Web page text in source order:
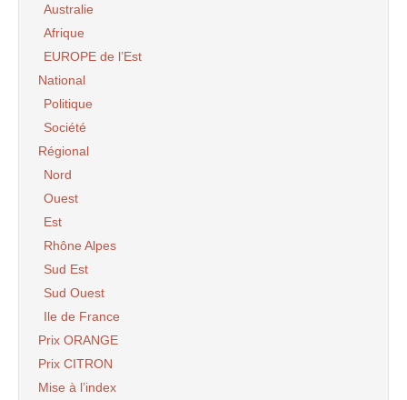
Australie
Afrique
EUROPE de l’Est
National
Politique
Société
Régional
Nord
Ouest
Est
Rhône Alpes
Sud Est
Sud Ouest
Ile de France
Prix ORANGE
Prix CITRON
Mise à l’index